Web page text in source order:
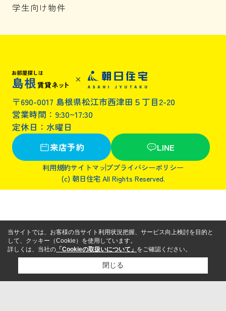
学生向け物件
〒690-0017 島根県松江市西津田５丁目2-20
営業時間：9:30~17:30
定休日：水曜日
来店予約
LINE
利用規約サイトマッププライバシーポリシー
(c) 朝日住宅 All Rights Reserved.
当サイトでは、お客様の当サイト利用状況把握、サービス向上検討を目的と
して、クッキー（Cookie）を使用しています。
詳しくは、当社の 「Cookieの取扱いについて」 をご確認ください。
閉じる